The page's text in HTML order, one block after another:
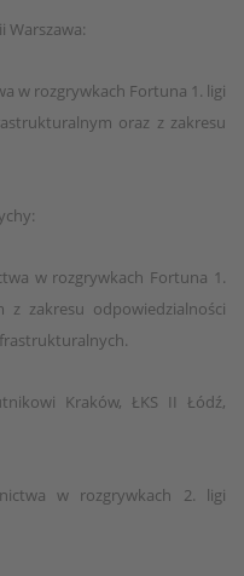
Warszawa:
w rozgrywkach Fortuna 1. ligi
oraz z zakresu
w rozgrywkach Fortuna 1.
zakresu odpowiedzialności
Kraków, ŁKS II Łódź,
w rozgrywkach 2. ligi